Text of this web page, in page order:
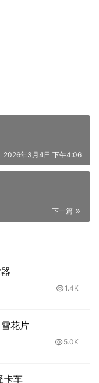
2026年3月4日 下午4:06
下一篇
1.4K
花片
5.0K
卡车